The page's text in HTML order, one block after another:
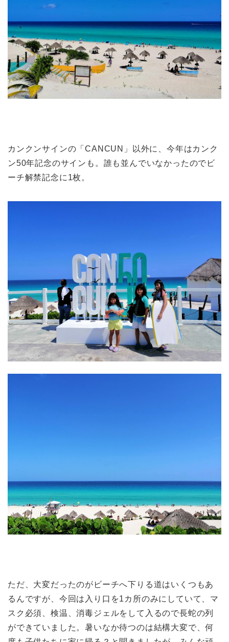
カンクンサインの「CANCUN」以外に、今年はカンク
ン50年記念のサインも。誰も並んでいなかったのでビ
ーチ解禁記念に1枚。
ただ、大変だったのがビーチへ下りる道はいくつもあ
るんですが、今回は入り口を1カ所のみにしていて、マ
スク必須、検温、消毒ジェルをして入るので長蛇の列
ができていました。暑いなか待つのは結構大変で、何